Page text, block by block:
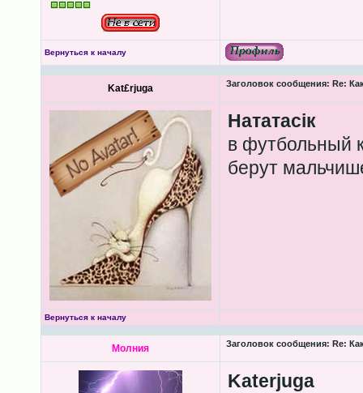
Вернуться к началу
Kat£rjuga Заголовок сообщения: Re:
Нататасік
в футбольный
берут
Вернуться к началу
Молния Заголовок сообщения: Re:
Katerjuga